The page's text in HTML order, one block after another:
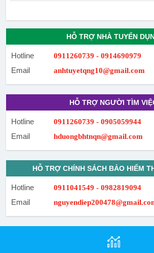
HỖ TRỢ NHÀ TUYỂN
Hotline 0911260739 - 0914690979
Email anhtuyetqng10@gmail.com
HỖ TRỢ NGƯỜI TÌM
Hotline 0911260739 - 0905059944
Email hduongbhtnqn@gmail.com
HỖ TRỢ CHÍNH SÁCH BẢO HIỂM
Hotline 0911041549 - 0982819094
Email